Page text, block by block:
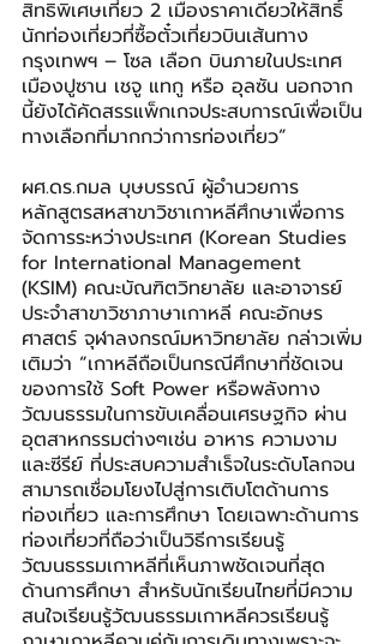
สิทธิพิเศษเที่ยว 2 เมืองราคาเดียวให้สิทธิ์
นักท่องเที่ยวที่ซื้อตั๋วเที่ยวบินเส้นทาง
กรุงเทพฯ – โซล เลือก บินภายในประเทศ
เมืองปูซาน เชจู แทกู หรือ อุลซัน นอกจาก
นี้ยังได้คัดสรรแพ็กเกจประสบการณ์เพื่อเป็น
ทางเลือกที่มากกว่าการท่องเที่ยว”
ผศ.ดร.กมล บุษบรรณ์ ผู้อำนวยการ
หลักสูตรสหสาขาวิชาเกาหลีศึกษาเพื่อการ
จัดการระหว่างประเทศ (Korean Studies
for International Management
(KSIM) คณะบัณฑิตวิทยาลัย และอาจารย์
ประจำสาขาวิชาภาษาเกาหลี คณะอักษร
ศาสตร์ จุฬาลงกรณ์มหาวิทยาลัย กล่าวเพิ่ม
เติมว่า “เกาหลีถือเป็นกรณีศึกษาที่ชัดเจน
ของการใช้ Soft Power หรือพลังทาง
วัฒนธรรมในการขับเคลื่อนเศรษฐกิจ ผ่าน
อุตสาหกรรมต่างๆเช่น อาหาร ความงาม
และซีรีย์ ที่ประสบความสำเร็จในระดับโลกจน
สามารถเชื่อมโยงไปสู่การเติบโตด้านการ
ท่องเที่ยว และการศึกษา โดยเฉพาะด้านการ
ท่องเที่ยวที่ถือว่าเป็นวิธีการเรียนรู้
วัฒนธรรมเกาหลีที่เห็นภาพชัดเจนที่สุด
ด้านการศึกษา สำหรับนักเรียนไทยที่มีความ
สนใจเรียนรู้วัฒนธรรมเกาหลีควรเรียนรู้